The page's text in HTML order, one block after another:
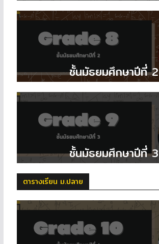
ชั้นมัธยมศึกษาปีที่ 2
ชั้นมัธยมศึกษาปีที่ 3
ตารางเรียน ม.ปลาย